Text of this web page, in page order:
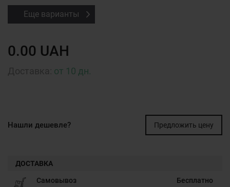
Еще варианты
0.00 UAH
от 10 дн.
Нашли дешевле? Предложить цену
ДОСТАВКА
Самовывоз Бесплатно